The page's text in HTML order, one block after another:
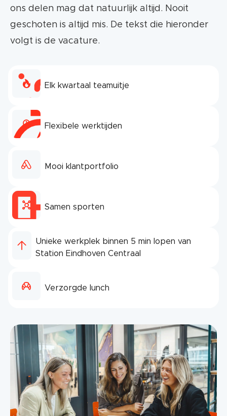
ons delen mag dat natuurlijk altijd. Nooit
geschoten is altijd mis. De tekst die hieronder
volgt is de vacature.
Elk kwartaal teamuitje
Flexibele werktijden
Mooi klantportfolio
Samen sporten
Unieke werkplek binnen 5 min lopen van
Station Eindhoven Centraal
Verzorgde lunch